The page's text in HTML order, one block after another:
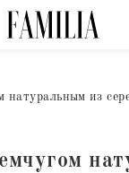
натуральным из